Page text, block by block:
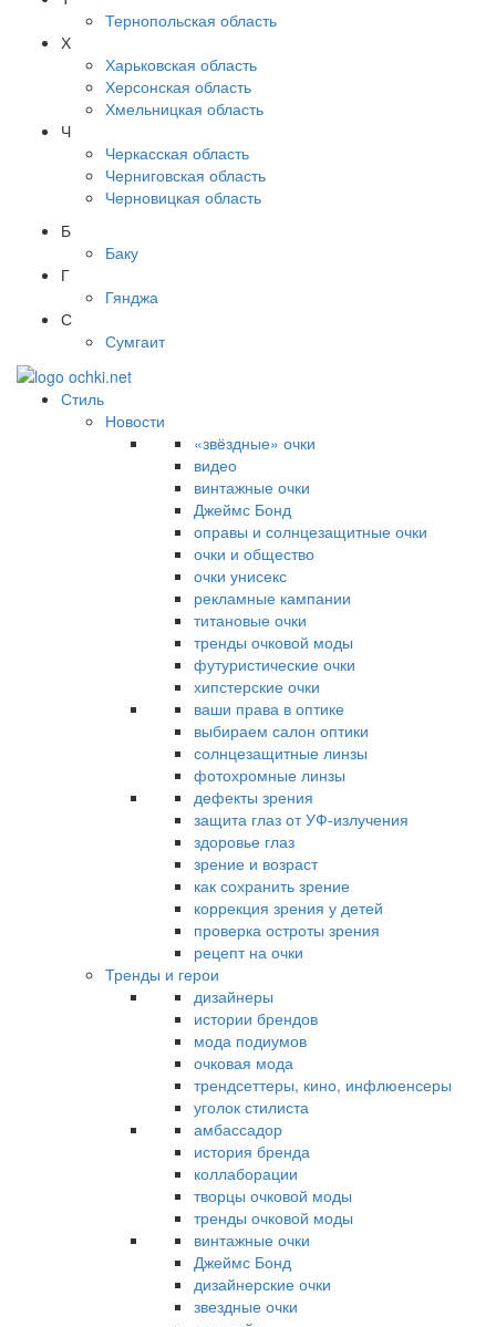
Тернопольская область
Х
Харьковская область
Херсонская область
Хмельницкая область
Ч
Черкасская область
Черниговская область
Черновицкая область
Б
Баку
Г
Гянджа
С
Сумгаит
Стиль
Новости
«звёздные» очки
видео
винтажные очки
Джеймс Бонд
оправы и солнцезащитные очки
очки и общество
очки унисекс
рекламные кампании
титановые очки
тренды очковой моды
футуристические очки
хипстерские очки
ваши права в оптике
выбираем салон оптики
солнцезащитные линзы
фотохромные линзы
дефекты зрения
защита глаз от УФ-излучения
здоровье глаз
зрение и возраст
как сохранить зрение
коррекция зрения у детей
проверка остроты зрения
рецепт на очки
Тренды и герои
дизайнеры
истории брендов
мода подиумов
очковая мода
трендсеттеры, кино, инфлюенсеры
уголок стилиста
амбассадор
история бренда
коллаборации
творцы очковой моды
тренды очковой моды
винтажные очки
Джеймс Бонд
дизайнерские очки
звездные очки